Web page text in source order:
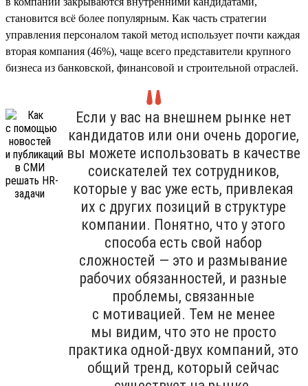
становится всё более популярным. Как часть стратегии
управления персоналом такой метод использует почти каждая
вторая компания (46%), чаще всего представители крупного
бизнеса из банковской, финансовой и строительной отраслей.
Если у вас на внешнем рынке нет
кандидатов или они очень дорогие,
вы можете использовать в качестве
соискателей тех сотрудников,
которые у вас уже есть, привлекая
их с других позиций в структуре
компании. Понятно, что у этого
способа есть свой набор
сложностей — это и размывание
рабочих обязанностей, и разные
проблемы, связанные
с мотивацией. Тем не менее
мы видим, что это не просто
практика одной-двух компаний, это
общий тренд, который сейчас